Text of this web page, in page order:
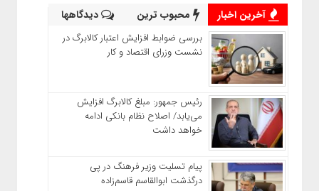
آخرین اخبار محبوب ترین دیدگاهها
بررسی ضوابط افزایش اعتبار کالابرگ در
نشست وزرای اقتصاد و کار
رئیس‌ جمهور: مبلغ کالابرگ افزایش
می‌یابد/ اصلاح نظام بانکی ادامه
خواهد داشت
پیام تسلیت وزیر فرهنگ در پی
درگذشت ابوالقاسم قاسم‌زاده